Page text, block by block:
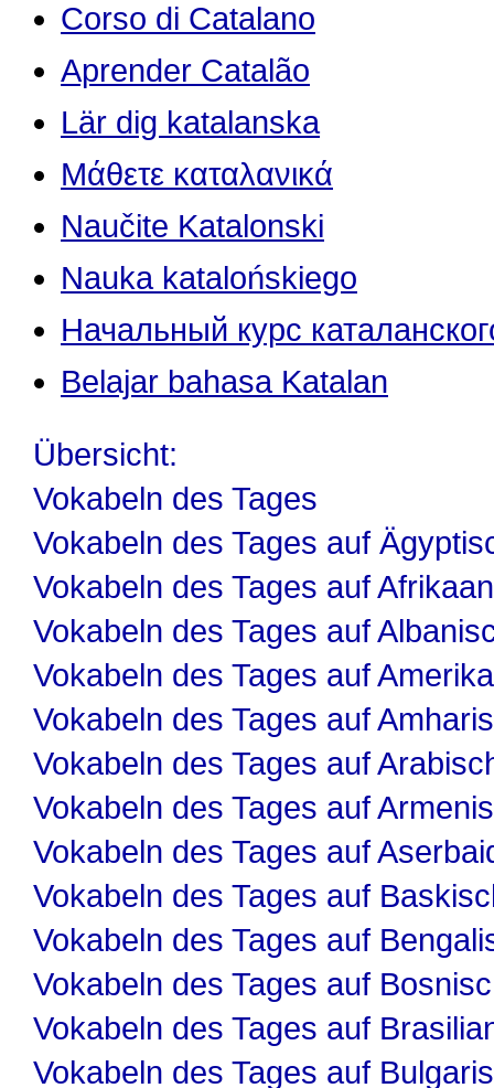
Corso di Catalano
Aprender Catalão
Lär dig katalanska
Μάθετε καταλανικά
Naučite Katalonski
Nauka katalońskiego
Начальный курс
Belajar bahasa Katalan
Übersicht:
Vokabeln des Tages
Vokabeln des Tages auf
Vokabeln des Tages auf
Vokabeln des Tages auf
Vokabeln des Tages auf
Vokabeln des Tages auf
Vokabeln des Tages auf
Vokabeln des Tages auf
Vokabeln des Tages auf
Vokabeln des Tages auf
Vokabeln des Tages auf
Vokabeln des Tages auf
Vokabeln des Tages auf
Vokabeln des Tages auf